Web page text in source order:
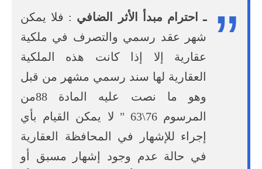
ـ احترام مبدأ الأثر الضافي : فلا يمكن
شهر عقد رسمي والتصرف في ملكية
عقارية إلا إذا كانت هذه الملكية
العقارية لها سند رسمي مشهر من قبل
وهو ما نصت عليه المادة 88من
المرسوم 76\63 " لا يمكن القيام بأي
إجراء للإشهار في المحافظة العقارية
في حالة عدم وجود إشهار مسبق أو